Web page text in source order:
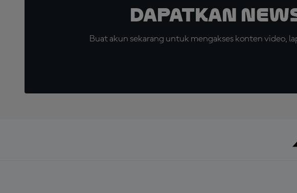
Dapatkan
Buat akun sekarang untuk mengakses konten video,